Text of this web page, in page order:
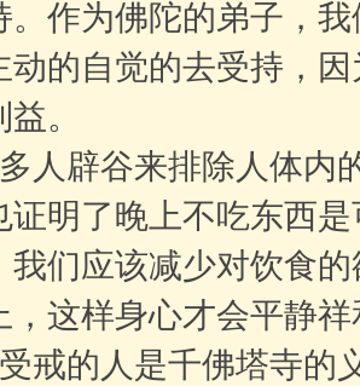
。作为佛陀的弟子，
动的自觉的去受持，
。
人辟谷来排除人体内
证明了晚上不吃东西
我们应该减少对饮食
，这样身心才会平静祥
戒的人是千佛塔寺的